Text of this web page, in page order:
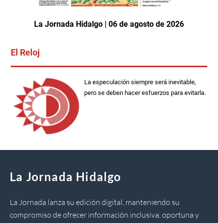
La Jornada Hidalgo | 06 de agosto de 2026
El Reloj
La especulación siempre será inevitable,
pero se deben hacer esfuerzos para evitarla.
La Jornada Hidalgo
La Jornada lanza su edición digital, manteniendo su
compromiso de ofrecer información inclusiva, oportuna y